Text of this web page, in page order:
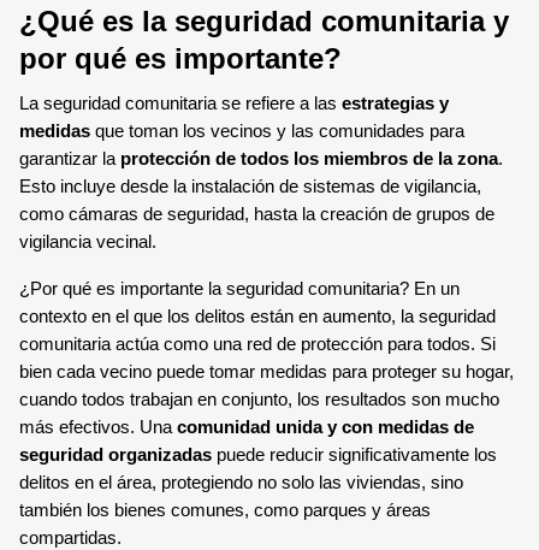
¿Qué es la seguridad comunitaria y
por qué es importante?
La seguridad comunitaria se refiere a las estrategias y
medidas que toman los vecinos y las comunidades para
garantizar la protección de todos los miembros de la zona.
Esto incluye desde la instalación de sistemas de vigilancia,
como cámaras de seguridad, hasta la creación de grupos de
vigilancia vecinal.
¿Por qué es importante la seguridad comunitaria? En un
contexto en el que los delitos están en aumento, la seguridad
comunitaria actúa como una red de protección para todos. Si
bien cada vecino puede tomar medidas para proteger su hogar,
cuando todos trabajan en conjunto, los resultados son mucho
más efectivos. Unacomunidad unida y con medidas de
seguridad organizadas puede reducir significativamente los
delitos en el área, protegiendo no solo las viviendas, sino
también los bienes comunes, como parques y áreas
compartidas.